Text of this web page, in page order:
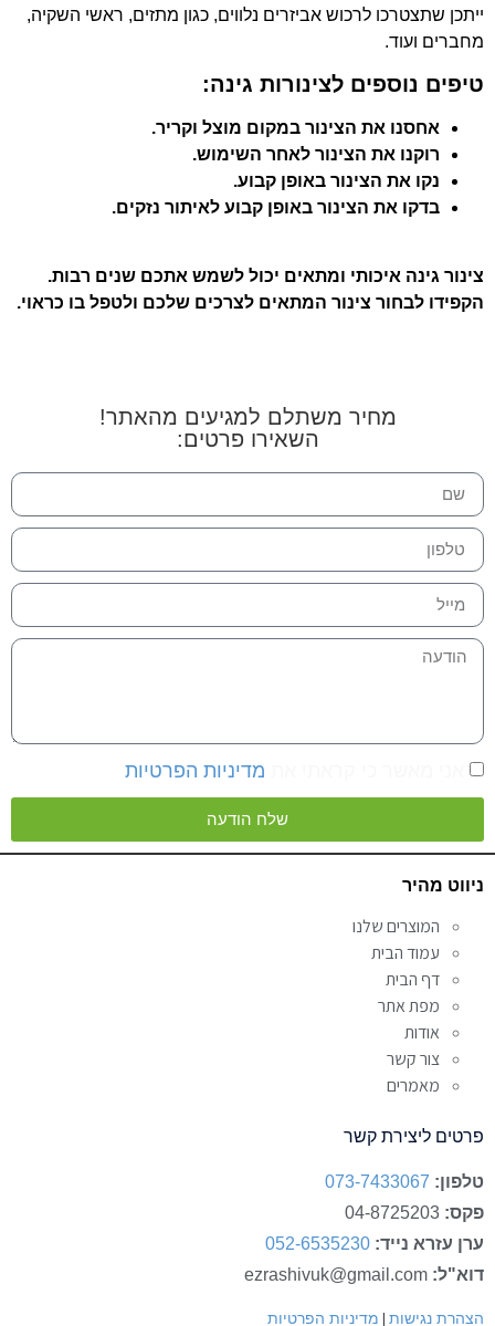
ייתכן שתצטרכו לרכוש אביזרים נלווים, כגון מתזים, ראשי השקיה,
מחברים ועוד.
טיפים נוספים לצינורות גינה:
אחסנו את הצינור במקום מוצל וקריר.
רוקנו את הצינור לאחר השימוש.
נקו את הצינור באופן קבוע.
בדקו את הצינור באופן קבוע לאיתור נזקים.
צינור גינה איכותי ומתאים יכול לשמש אתכם שנים רבות.
הקפידו לבחור צינור המתאים לצרכים שלכם ולטפל בו כראוי.
מחיר משתלם למגיעים מהאתר!
השאירו פרטים:
מדיניות הפרטיות
שלח הודעה
Alternative:
ניווט מהיר
המוצרים שלנו
עמוד הבית
דף הבית
מפת אתר
אודות
צור קשר
מאמרים
פרטים ליצירת קשר
טלפון: 073-7433067
פקס:
ערן עזרא נייד: 052-6535230
דוא"ל:
הצהרת נגישות | מדיניות הפרטיות